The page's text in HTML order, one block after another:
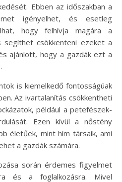
Ebben az időszakban a
igényelhet, és esetleg
hogy felhívja magára a
segíthet csökkenteni ezeket a
ajánlott, hogy a gazdák ezt a
is kiemelkedő fontosságúak
Az ivartalanítás csökkentheti
például a petefészek-
Ezen kívül a nőstény
életűek, mint hím társaik, ami
a gazdák számára.
során érdemes figyelmet
és a foglalkozásra. Mivel